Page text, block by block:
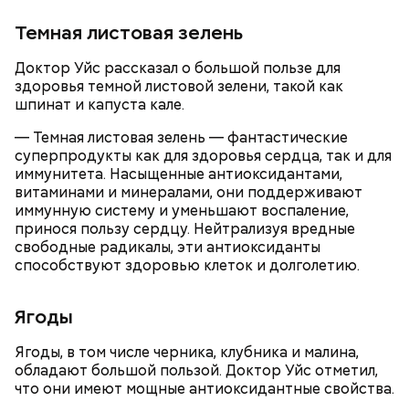
Темная листовая зелень
Доктор Уйс рассказал о большой пользе для
здоровья темной листовой зелени, такой как
шпинат и капуста кале.
— Темная листовая зелень — фантастические
суперпродукты как для здоровья сердца, так и для
иммунитета. Насыщенные антиоксидантами,
витаминами и минералами, они поддерживают
иммунную систему и уменьшают воспаление,
принося пользу сердцу. Нейтрализуя вредные
свободные радикалы, эти антиоксиданты
способствуют здоровью клеток и долголетию.
Ягоды
Ягоды, в том числе черника, клубника и малина,
обладают большой пользой. Доктор Уйс отметил,
что они имеют мощные антиоксидантные свойства.
Терапевт Кондрахин назвал
продукты и напитки, которые
выводят токсины из организма
Ранние плоды, по словам врача, лучше не есть:
Чистит сосуды и защищает от
рака: чем полезен кресс-салат